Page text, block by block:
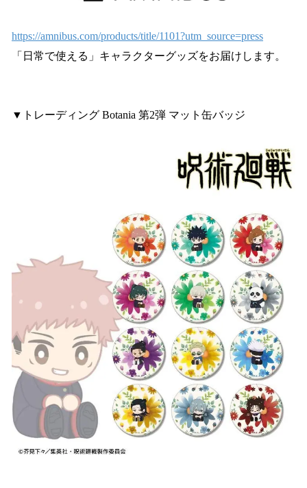
https://amnibus.com/products/title/1101?utm_source=press
「日常で使える」キャラクターグッズをお届けします。
▼トレーディング Botania 第2弾 マット缶バッジ